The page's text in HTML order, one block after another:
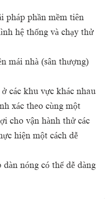
pháp phần mềm tiên
hệ thống và chạy thử
mái nhà (sân thượng)
các khu vực khác nhau
xác theo cùng một
cho vận hành thử các
hiện một cách dễ
dàn nóng có thể dễ dàng